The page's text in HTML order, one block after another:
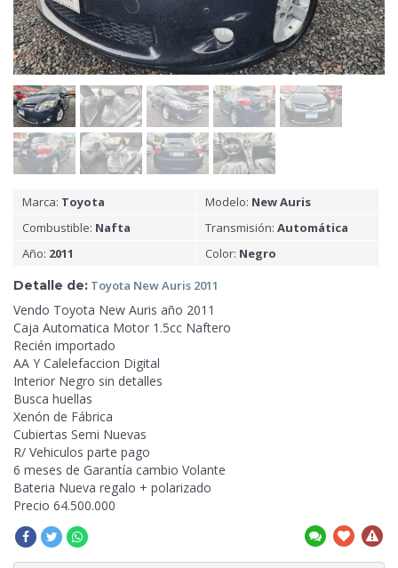
Marca: Toyota Modelo: New Auris
Combustible: Nafta Transmisión: Automática
Año: 2011 Color: Negro
Detalle de: Toyota New Auris 2011
Vendo Toyota New Auris año 2011
Caja Automatica Motor 1.5cc Naftero
Recién importado
AA Y Calelefaccion Digital
Interior Negro sin detalles
Busca huellas
Xenón de Fábrica
Cubiertas Semi Nuevas
R/ Vehiculos parte pago
6 meses de Garantía cambio Volante
Bateria Nueva regalo + polarizado
Precio 64.500.000